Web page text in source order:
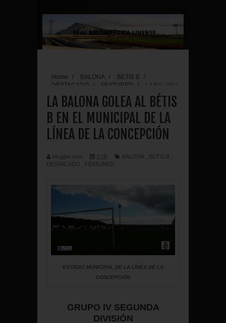
Home / BALONA / BETIS B
/
DESTACADO
/ FEATURED /
LA BALONA
GOLEA AL BÉTIS B EN EL MUNICIPAL DE LA
LÍNEA DE LA CONCEPCIÓN
LA BALONA GOLEA AL BÉTIS
B EN EL MUNICIPAL DE LA
LÍNEA DE LA CONCEPCIÓN
blogger.com 3:18 BALONA BETIS B
DESTACADO
FEATURED
ESTADIO MUNICIPAL DE LA LÍNEA DE LA
CONCEPCIÓN
GRUPO IV SEGUNDA
DIVISIÓN